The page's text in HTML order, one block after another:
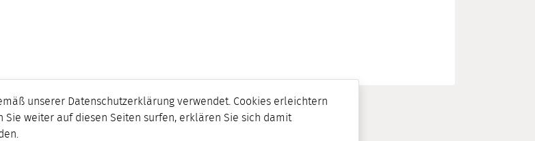
unserer Datenschutzerklärung verwendet. Cookies erleichtern
Sie weiter auf diesen Seiten surfen, erklären Sie sich damit